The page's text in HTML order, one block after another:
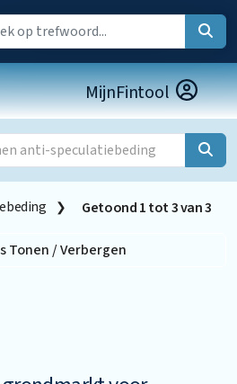
MijnFintool
Getoond1tot3van3
Tonen / Verbergen